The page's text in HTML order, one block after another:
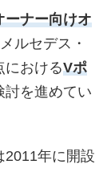
ーナー向けオ
メルセデス・
におけるVポ
討を進めてい
2011年に開設